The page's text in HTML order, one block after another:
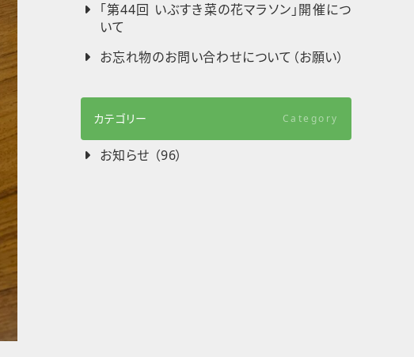
「第44回 いぶすき菜の花マラソン」開催につ
いて
お忘れ物のお問い合わせについて（お願い）
カテゴリー Category
お知らせ （96）